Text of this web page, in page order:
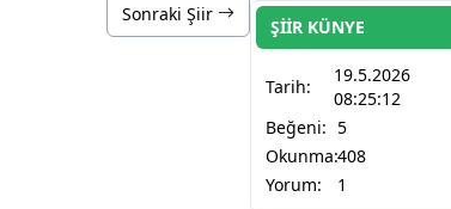
Sonraki Şiir
ŞİİR KÜNYE
Tarih:
19.5.2026
08:25:12
Beğeni: 5
Okunma:408
Yorum:
1